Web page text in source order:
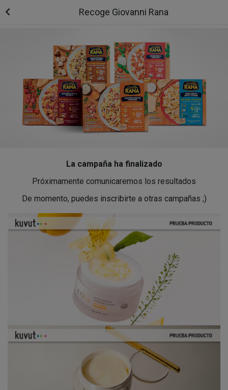
Recoge Giovanni Rana
La campaña ha finalizado
Próximamente comunicaremos los resultados
De momento, puedes inscribirte a otras campañas ;)